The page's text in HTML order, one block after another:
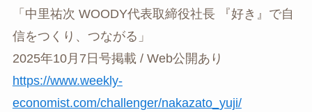
「中里祐次 WOODY代表取締役社長 『好き』で自
信をつくり、つながる」
2025年10月7日号掲載 / Web公開あり
https://www.weekly-
economist.com/challenger/nakazato_yuji/